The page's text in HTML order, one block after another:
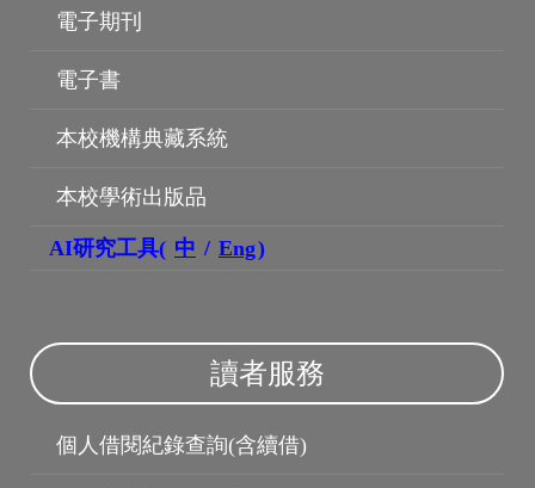
機構典藏
電子期刊
電子書
本校機構典藏系統
本校學術出版品
AI研究工具( 中 / Eng)
讀者服務
個人借閱紀錄查詢(含續借)